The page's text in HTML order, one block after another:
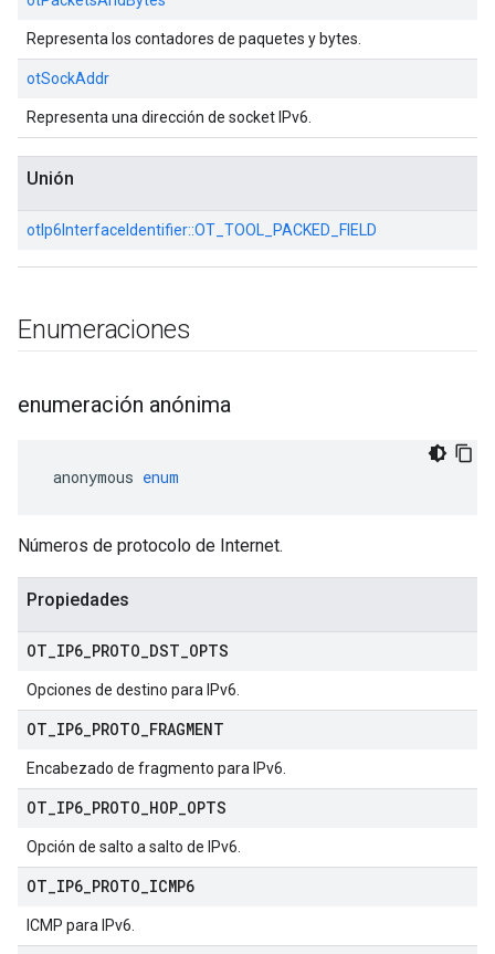
Representa los contadores de paquetes y bytes.
otSockAddr
Representa una dirección de socket IPv6.
Unión
otIp6InterfaceIdentifier::OT_TOOL_PACKED_FIELD
Enumeraciones
enumeración anónima
anonymous enum
Números de protocolo de Internet.
Propiedades
OT IP6 PROTO DST OPTS
Opciones de destino para IPv6.
OT IP6 PROTO FRAGMENT
Encabezado de fragmento para IPv6.
OT IP6 PROTO HOP OPTS
Opción de salto a salto de IPv6.
OT IP6 PROTO ICMP6
ICMP para IPv6.